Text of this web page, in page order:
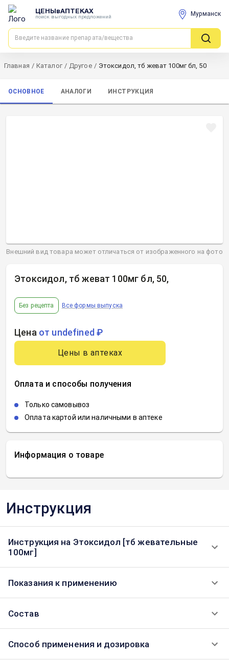
ЦЕНЫвАПТЕКАХ
поиск выгодных предложений Мурманск
Главная / Каталог / Другое / Этоксидол, тб жеват 100мг бл, 50
ОСНОВНОЕ АНАЛОГИ ИНСТРУКЦИЯ
Информация о товаре
Этоксидол, тб жеват 100мг бл, 50,
Без рецепта Все формы выпуска
Цена от undefined ₽
Цены в аптеках
Оплата и способы получения
Только самовывоз
Оплата картой или наличными в аптеке
Внешний вид товара может отличаться от изображенного на фото
Инструкция
Инструкция на Этоксидол [тб жевательные
100мг]
Показания к применению
Состав
Способ применения и дозировка